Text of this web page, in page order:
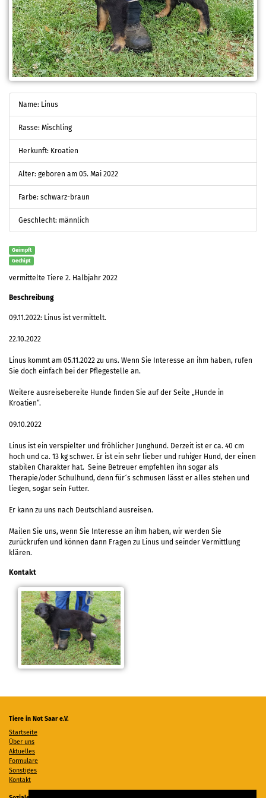
Name: Linus
Rasse: Mischling
Herkunft: Kroatien
Alter: geboren am 05. Mai 2022
Farbe: schwarz-braun
Geschlecht: männlich
Geimpft
Gechipt
vermittelte Tiere 2. Halbjahr 2022
Beschreibung
09.11.2022: Linus ist vermittelt.
22.10.2022
Linus kommt am 05.11.2022 zu uns. Wenn Sie Interesse an ihm haben, rufen
Sie doch einfach bei der Pflegestelle an.
Weitere ausreisebereite Hunde finden Sie auf der Seite „Hunde in
Kroatien“.
09.10.2022
Linus ist ein verspielter und fröhlicher Junghund. Derzeit ist er ca. 40 cm
hoch und ca. 13 kg schwer. Er ist ein sehr lieber und ruhiger Hund, der einen
stabilen Charakter hat. Seine Betreuer empfehlen ihn sogar als
Therapie/oder Schulhund, denn für´s schmusen lässt er alles stehen und
liegen, sogar sein Futter.
Er kann zu uns nach Deutschland ausreisen.
Mailen Sie uns, wenn Sie Interesse an ihm haben, wir werden Sie
zurückrufen und können dann Fragen zu Linus und seinder Vermittlung
klären.
Kontakt
Tiere in Not Saar e.V.
Startseite
Über uns
Aktuelles
Formulare
Sonstiges
Kontakt